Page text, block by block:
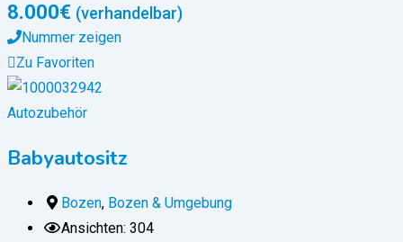
8.000€ (verhandelbar)
Nummer zeigen
Zu Favoriten
Autozubehör
Babyautositz
Bozen, Bozen & Umgebung
Ansichten: 304